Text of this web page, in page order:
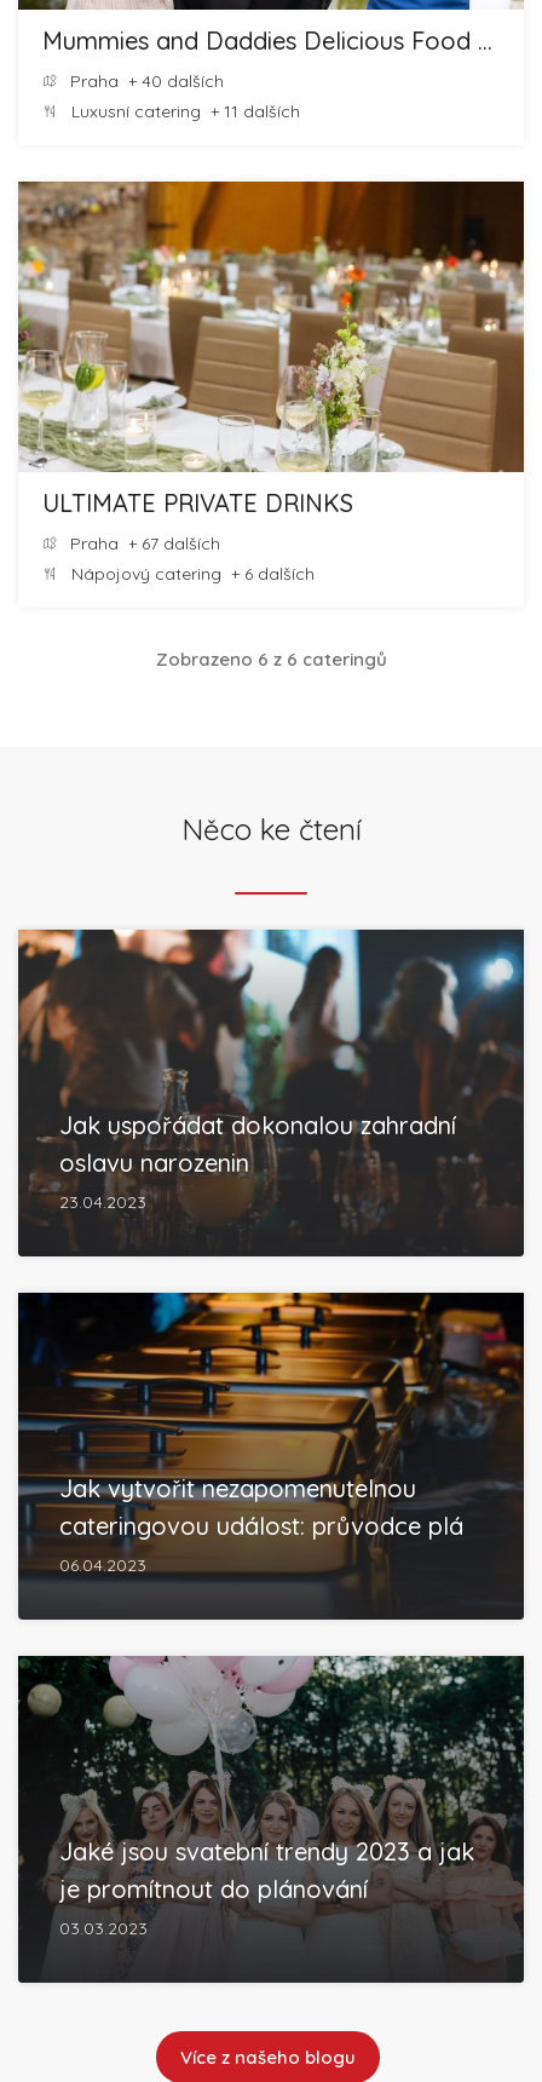
Mummies and Daddies Delicious Food and Cheesecakes
Praha + 40 dalších
Luxusní catering + 11 dalších
ULTIMATE PRIVATE DRINKS
Praha + 67 dalších
Nápojový catering + 6 dalších
Zobrazeno 6 z 6 cateringů
Něco ke čtení
Jak uspořádat dokonalou zahradní
oslavu narozenin
23.04.2023
Jak vytvořit nezapomenutelnou
cateringovou událost: průvodce plá
06.04.2023
Jaké jsou svatební trendy 2023 a jak
je promítnout do plánování
03.03.2023
Více z našeho blogu